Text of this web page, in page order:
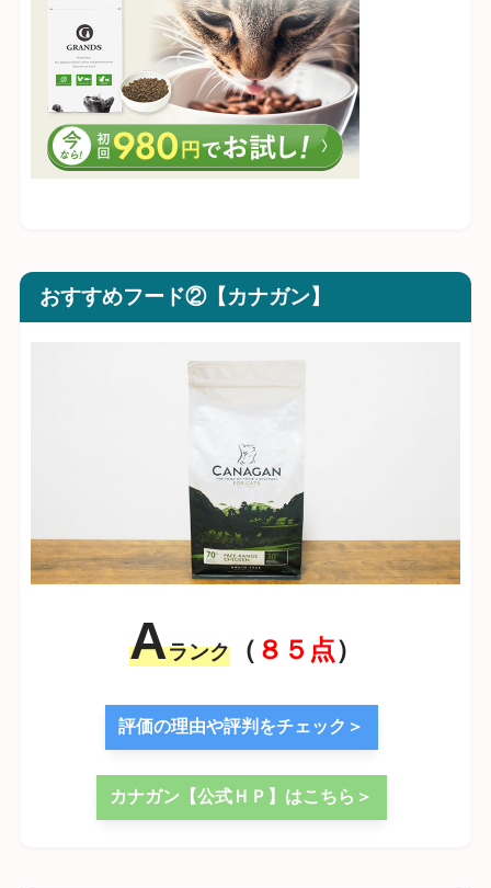
おすすめフード②【カナガン】
Aランク （ ８５点）
評価の理由や評判をチェック＞
カナガン【公式ＨＰ】はこちら＞